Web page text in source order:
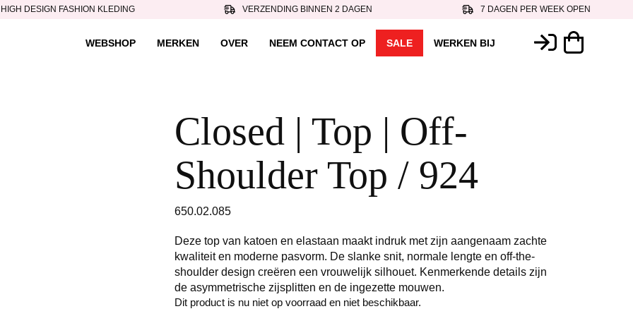
HIGH DESIGN FASHION KLEDING VERZENDING BINNEN 2 DAGEN 7 DAGEN PER WEEK OPEN
WEBSHOP MERKEN OVER NEEM CONTACT OP SALE WERKEN BIJ
Closed | Top | Off-
Shoulder Top / 924
650.02.085
Deze top van katoen en elastaan ​​maakt indruk met zijn aangenaam zachte
kwaliteit en moderne pasvorm. De slanke snit, normale lengte en off-the-
shoulder design creëren een vrouwelijk silhouet. Kenmerkende details zijn
de asymmetrische zijsplitten en de ingezette mouwen.
Dit product is nu niet op voorraad en niet beschikbaar.